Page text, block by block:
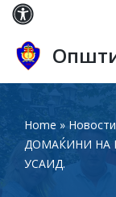
Skip
to
content
Home » Новости
ДОМАЌИНИ НА
УСАИД.